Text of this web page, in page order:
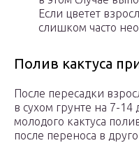
Если цветет
слишком часто
Полив кактуса
После пересадки
в сухом грунте на 7-
молодого кактуса
после переноса в